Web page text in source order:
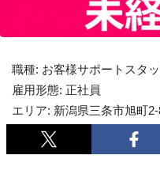
職種: お客様サポートスタ
雇用形態: 正社員
エリア: 新潟県三条市旭町